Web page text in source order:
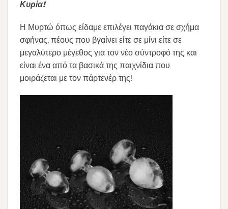
Κυρία!
Η Μυρτώ όπως είδαμε επιλέγει παγάκια σε σχήμα
σφήνας, πέους που βγαίνει είτε σε μίνι είτε σε
μεγαλύτερο μέγεθος για τον νέο σύντροφό της και
είναι ένα από τα βασικά της παιχνίδια που
μοιράζεται με τον πάρτενέρ της!